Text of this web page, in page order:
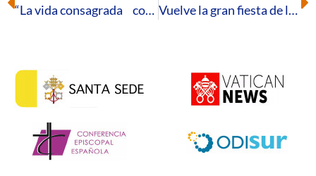
“La vida consagrada con María, esperanza de un mundo sufriente” Vuelve la gran fiesta de la familia en nuestra diócesis. XV Encuentro Diocesano de la Familia